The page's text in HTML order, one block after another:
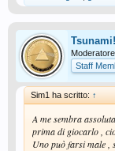
Tsunami!
Staff
Sim1 ha scritto: ↑
A me sembra
prima di giocarlo ,
Uno può farsi male ,